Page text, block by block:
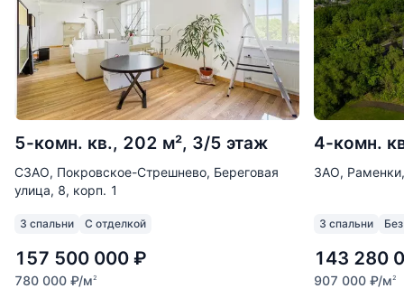
5-комн. кв., 202 м², 3/5 этаж
СЗАО, Покровское-Стрешнево, Береговая
улица, 8, корп. 1
3 спальни С отделкой
157 500 000 ₽
780 000 ₽/м2
4-комн.
ЗАО,
3 спальни
143 280
907 000 ₽/м2